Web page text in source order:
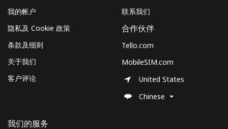
我的帐户
隐私及 Cookie 政策
条款及细则
关于我们
客户评论
我们的服务
联系我们
合作伙伴
Tello.com
MobileSIM.com
United States
Chinese